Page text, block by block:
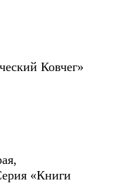
Ковчег»
«Книги